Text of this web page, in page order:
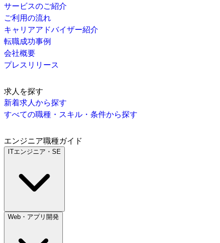
サービスのご紹介
ご利用の流れ
キャリアアドバイザー紹介
転職成功事例
会社概要
プレスリリース
求人を探す
新着求人から探す
すべての職種・スキル・条件から探す
エンジニア職種ガイド
ITエンジニア・SE
Web・アプリ開発